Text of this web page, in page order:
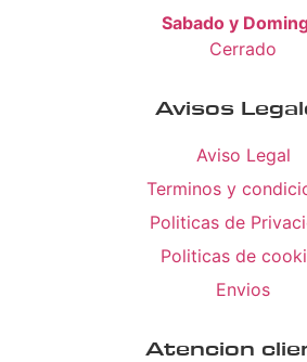
Sabado y
Cerrado
Avisos
Aviso Legal
Terminos y
Politicas de
Politicas de
Envios
Atencion